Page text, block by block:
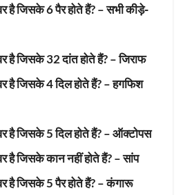
है जिसके 6 पैर होते हैं? –सभी कीड़े-
है जिसके 32 दांत होते हैं? –जिराफ
है जिसके 4 दिल होते हैं? –हगफिश
है जिसके 5 दिल होते हैं? –ऑक्टोपस
है जिसके कान नहीं होते हैं? –सांप
है जिसके 5 पैर होते हैं? –कंगारू